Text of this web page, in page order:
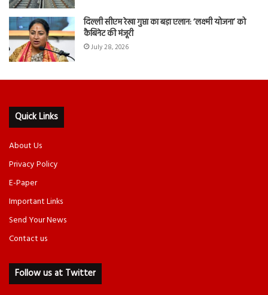
दिल्ली सीएम रेखा गुप्ता का बड़ा एलान: ‘लक्ष्मी योजना’ को
कैबिनेट की मंजूरी
July 28, 2026
Quick Links
About Us
Privacy Policy
E-Paper
Important Links
Send Your News
Contact us
Follow us at Twitter